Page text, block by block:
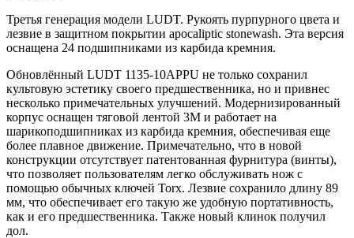
Третья генерация модели LUDT. Рукоять пурпурного цвета и
лезвие в защитном покрытии apocaliptic stonewash. Эта версия
оснащена 24 подшипниками из карбида кремния.
Обновлённый LUDT 1135-10APPU не только сохранил
культовую эстетику своего предшественника, но и привнес
несколько примечательных улучшений. Модернизированный
корпус оснащен тяговой лентой 3M и работает на
шарикоподшипниках из карбида кремния, обеспечивая еще
более плавное движение. Примечательно, что в новой
конструкции отсутствует патентованная фурнитура (винты),
что позволяет пользователям легко обслуживать нож с
помощью обычных ключей Torx. Лезвие сохранило длину 89
мм, что обеспечивает его такую ​​же удобную портативность,
как и его предшественника. Также новый клинок получил
дол.